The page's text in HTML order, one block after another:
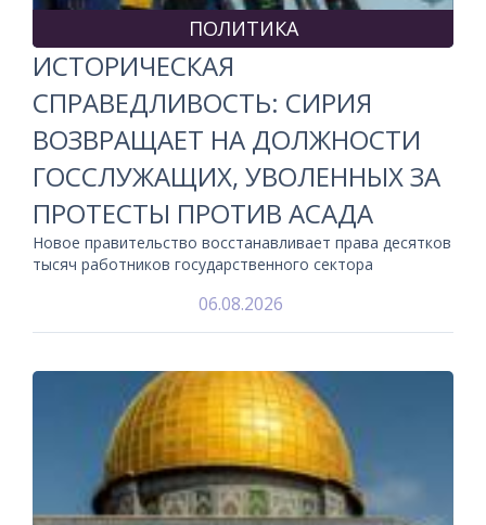
ПОЛИТИКА
ИСТОРИЧЕСКАЯ
СПРАВЕДЛИВОСТЬ: СИРИЯ
ВОЗВРАЩАЕТ НА ДОЛЖНОСТИ
ГОССЛУЖАЩИХ, УВОЛЕННЫХ ЗА
ПРОТЕСТЫ ПРОТИВ АСАДА
Новое правительство восстанавливает права десятков
тысяч работников государственного сектора
06.08.2026